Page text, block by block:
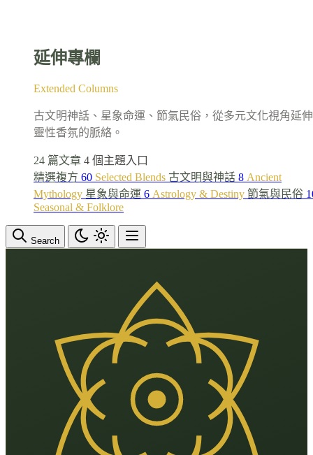
延伸專欄
Extended Columns
古文明神話、星象命運、節氣民俗，從多元文化視角延伸
靈性香氛的脈絡。
24 篇文章 4 個主題入口
精選複方 60 Selected Blends 古文明與神話 8 Ancient
Mythology 星象與命運 6 Astrology & Destiny 節氣與民俗
Seasonal & Folklore
Search